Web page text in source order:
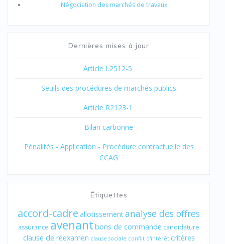
Négociation des marchés de travaux
Dernières mises à jour
Article L2512-5
Seuils des procédures de marchés publics
Article R2123-1
Bilan carbonne
Pénalités - Application - Procédure contractuelle des
CCAG
Étiquettes
accord-cadre allotissementanalyse des offres
assurance avenant bons de commande candidature
clause de réexamen clause sociale conflit d'intérêt critères